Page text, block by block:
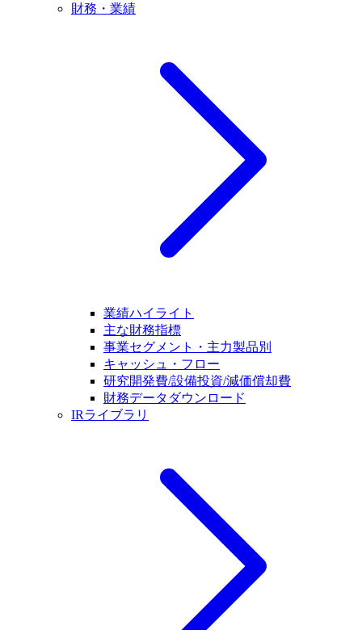
財務・業績
業績ハイライト
主な財務指標
事業セグメント・主力製品別
キャッシュ・フロー
研究開発費/設備投資/減価償却費
財務データダウンロード
IRライブラリ